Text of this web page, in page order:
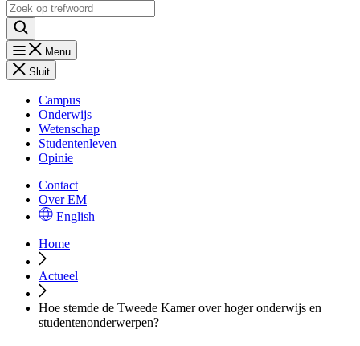
Menu
Sluit
Campus
Onderwijs
Wetenschap
Studentenleven
Opinie
Contact
Over EM
English
Home
Actueel
Hoe stemde de Tweede Kamer over hoger onderwijs en
studentenonderwerpen?